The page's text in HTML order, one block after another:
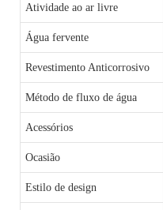
Atividade ao ar livre
Água fervente
Revestimento Anticorrosivo
Método de fluxo de água
Acessórios
Ocasião
Estilo de design